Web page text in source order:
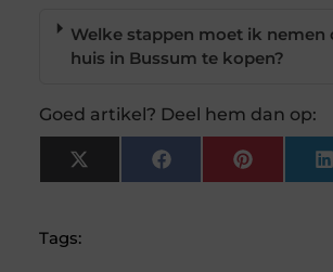
Welke stappen moet ik nemen
huis in Bussum te kopen?
Goed artikel? Deel hem dan op:
X
(Twitter)
FacebookPinterest
Tags: